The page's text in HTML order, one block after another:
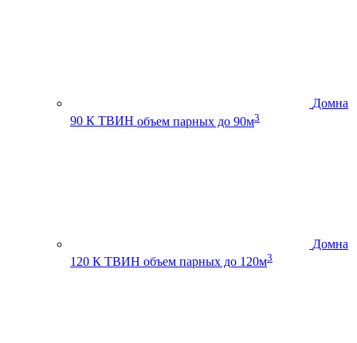
Домна
90 К ТВИН объем парных до 90м3
Домна
120 К ТВИН объем парных до 120м3